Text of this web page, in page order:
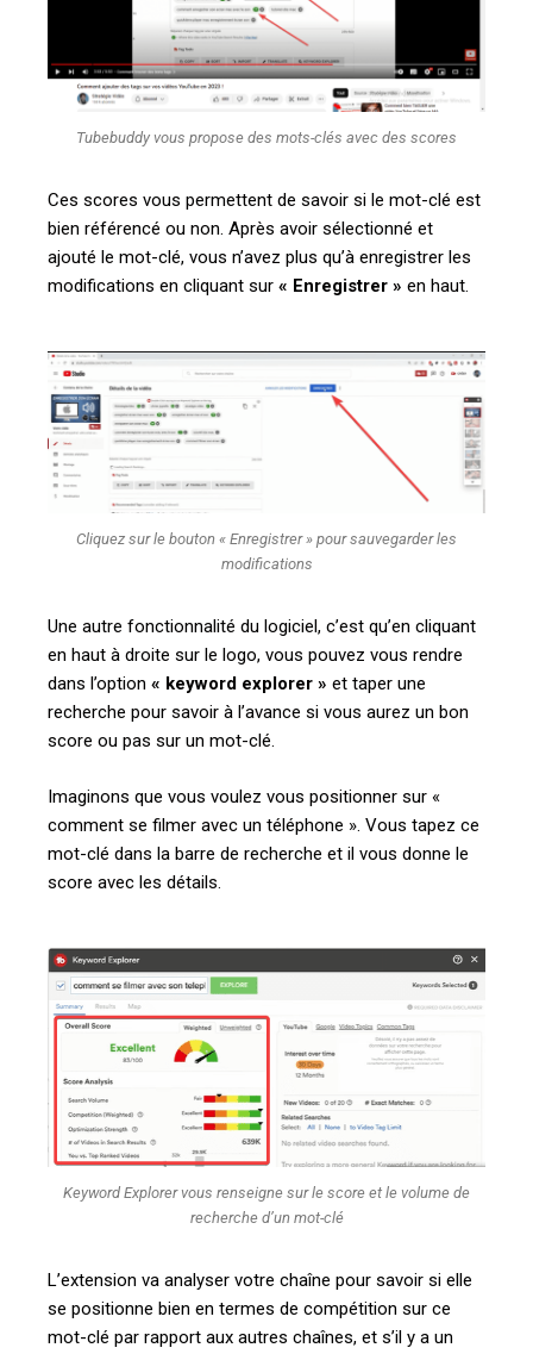
Tubebuddy vous propose des mots-clés avec des scores
Ces scores vous permettent de savoir si le mot-clé est
bien référencé ou non. Après avoir sélectionné et
ajouté le mot-clé, vous n’avez plus qu’à enregistrer les
modifications en cliquant sur « Enregistrer » en haut.
Cliquez sur le bouton « Enregistrer » pour sauvegarder les
modifications
Une autre fonctionnalité du logiciel, c’est qu’en cliquant
en haut à droite sur le logo, vous pouvez vous rendre
dans l’option « keyword explorer » et taper une
recherche pour savoir à l’avance si vous aurez un bon
score ou pas sur un mot-clé.
Imaginons que vous voulez vous positionner sur «
comment se filmer avec un téléphone ». Vous tapez ce
mot-clé dans la barre de recherche et il vous donne le
score avec les détails.
Keyword Explorer vous renseigne sur le score et le volume de
recherche d’un mot-clé
L’extension va analyser votre chaîne pour savoir si elle
se positionne bien en termes de compétition sur ce
mot-clé par rapport aux autres chaînes, et s’il y a un